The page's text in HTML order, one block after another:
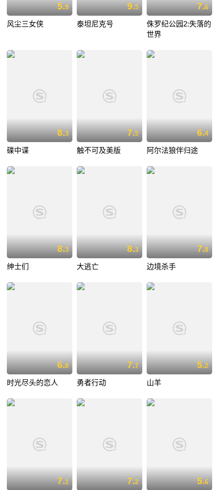
5.9
风尘三女侠
9.5
泰坦尼克号
7.6
侏罗纪公园2:失落的
世界
8.3
碟中谍
7.5
触不可及美版
6.4
阿尔法狼伴归途
8.3
绅士们
8.3
大逃亡
7.8
边境杀手
6.8
时光尽头的恋人
7.7
勇者行动
5.2
山羊
7.1 7.2 5.6